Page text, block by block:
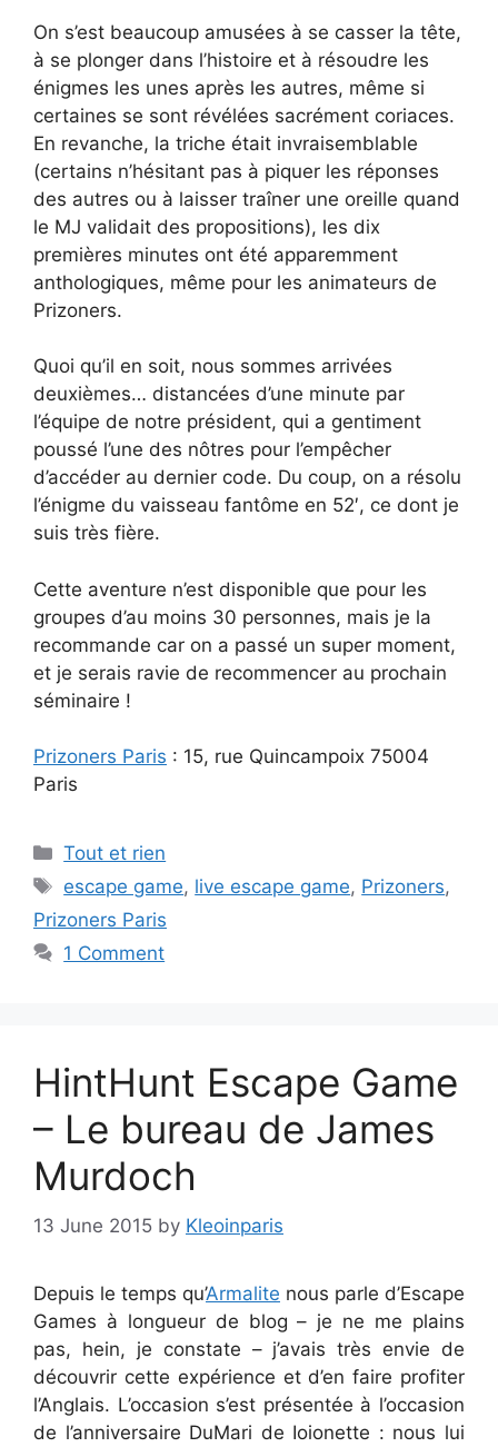
On s’est beaucoup amusées à se casser la tête,
à se plonger dans l’histoire et à résoudre les
énigmes les unes après les autres, même si
certaines se sont révélées sacrément coriaces.
En revanche, la triche était invraisemblable
(certains n’hésitant pas à piquer les réponses
des autres ou à laisser traîner une oreille quand
le MJ validait des propositions), les dix
premières minutes ont été apparemment
anthologiques, même pour les animateurs de
Prizoners.
Quoi qu’il en soit, nous sommes arrivées
deuxièmes… distancées d’une minute par
l’équipe de notre président, qui a gentiment
poussé l’une des nôtres pour l’empêcher
d’accéder au dernier code. Du coup, on a résolu
l’énigme du vaisseau fantôme en 52′, ce dont je
suis très fière.
Cette aventure n’est disponible que pour les
groupes d’au moins 30 personnes, mais je la
recommande car on a passé un super moment,
et je serais ravie de recommencer au prochain
séminaire !
Prizoners Paris : 15, rue Quincampoix 75004
Paris
Categories
Tout et rien
Tags
escape game, live escape game, Prizoners,
Prizoners Paris
1 Comment
HintHunt Escape Game
– Le bureau de James
Murdoch
13 June 2015 by Kleoinparis
Depuis le temps qu’Armalite nous parle d’Escape
Games à longueur de blog – je ne me plains
pas, hein, je constate – j’avais très envie de
découvrir cette expérience et d’en faire profiter
l’Anglais. L’occasion s’est présentée à l’occasion
de l’anniversaire DuMari de Ioionette : nous lui